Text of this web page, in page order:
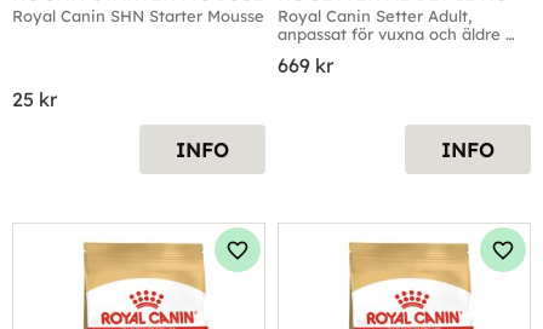
Royal Canin SHN Starter Mousse
25 kr
INFO
Royal Canin Setter Adult,
anpassat för vuxna och äldre
669 kr
INFO
Lägg till i favoriter